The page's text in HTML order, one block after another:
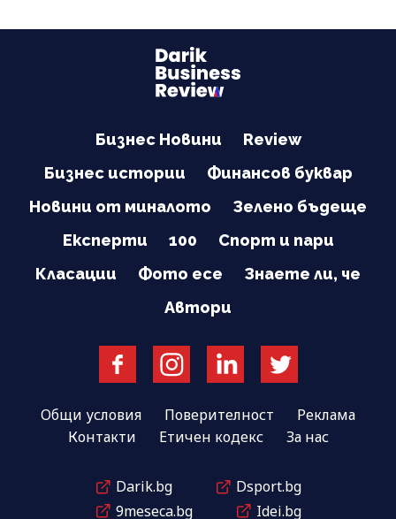
Бизнес Новини
Review
Бизнес истории
Финансов буквар
Новини от миналото
Зелено бъдеще
Експерти
100
Спорт и пари
Класации
Фото есе
Знаете ли, че
Автори
Общи условия Поверителност
Реклама
Контакти
Етичен кодекс За нас
Darik.bg
Dsport.bg
9meseca.bg
Idei.bg